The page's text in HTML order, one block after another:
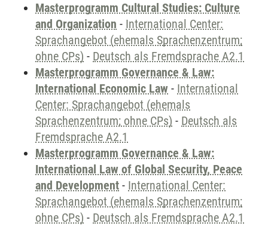
Masterprogramm Cultural Studies: Culture
and Organization - International Center:
Sprachangebot (ehemals Sprachenzentrum;
ohne CPs) - Deutsch als Fremdsprache A2.1
Masterprogramm Governance & Law:
International Economic Law - International
Center: Sprachangebot (ehemals
Sprachenzentrum; ohne CPs) - Deutsch als
Fremdsprache A2.1
Masterprogramm Governance & Law:
International Law of Global Security, Peace
and Development - International Center:
Sprachangebot (ehemals Sprachenzentrum;
ohne CPs) - Deutsch als Fremdsprache A2.1